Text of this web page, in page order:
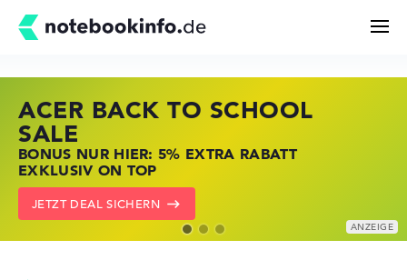
Kaufberatung
ACER BACK TO SCHOOL
SALE
BONUS NUR HIER: 5% EXTRA RABATT
EXKLUSIV ON TOP
JETZT DEAL SICHERN
HP STORE SSV DEALS
JETZT ZUGREIFEN: NOTEBOOKS BEI HP
KRÄFTIG REDUZIERT
ZU DEN HP ANGEBOTEN
LENOVO LAPTOP DEALS
NOTEBOOKS BEI LENOVO JETZT
KRÄFTIG REDUZIERT
LENOVO DEALS ZEIGEN